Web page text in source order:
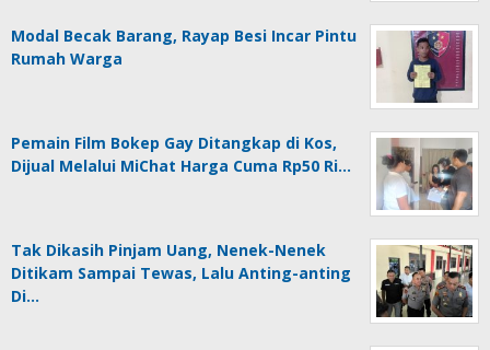
Modal Becak Barang, Rayap Besi Incar Pintu
Rumah Warga
Pemain Film Bokep Gay Ditangkap di Kos,
Dijual Melalui MiChat Harga Cuma Rp50 Ri…
Tak Dikasih Pinjam Uang, Nenek-Nenek
Ditikam Sampai Tewas, Lalu Anting-anting
Di…